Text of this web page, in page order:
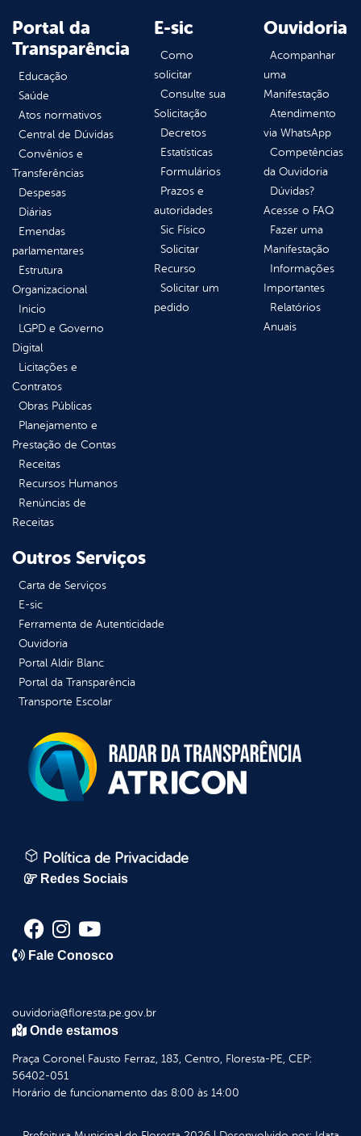
Portal da
Transparência
Educação
Saúde
Atos normativos
Central de Dúvidas
Convênios e
Transferências
Despesas
Diárias
Emendas
parlamentares
Estrutura
Organizacional
Inicio
LGPD e Governo
Digital
Licitações e
Contratos
Obras Públicas
Planejamento e
Prestação de Contas
Receitas
Recursos Humanos
Renúncias de
Receitas
E-sic
Como
solicitar
Consulte sua
Solicitação
Decretos
Estatísticas
Formulários
Prazos e
autoridades
Sic Físico
Solicitar
Recurso
Solicitar um
pedido
Ouvidoria
Acompanhar
uma
Manifestação
Atendimento
via WhatsApp
Competências
da Ouvidoria
Dúvidas?
Acesse o FAQ
Fazer uma
Manifestação
Informações
Importantes
Relatórios
Anuais
Outros Serviços
Carta de Serviços
E-sic
Ferramenta de Autenticidade
Ouvidoria
Portal Aldir Blanc
Portal da Transparência
Transporte Escolar
Política de Privacidade
Redes Sociais
Fale Conosco
ouvidoria@floresta.pe.gov.br
Onde estamos
Praça Coronel Fausto Ferraz, 183, Centro, Floresta-PE, CEP:
56402-051
Horário de funcionamento das 8:00 às 14:00